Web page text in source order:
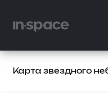
Карта звездного